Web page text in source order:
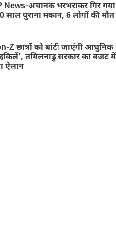
News-अचानक भरभराकर गिर गया
साल पुराना मकान, 6 लोगों की मौत
Z छात्रों को बांटी जाएंगी आधुनिक
तमिलनाडु सरकार का बजट में
ऐलान